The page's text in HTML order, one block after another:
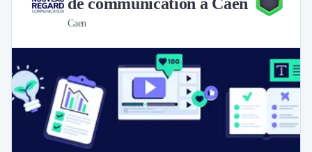
Design Industriel
Packaging & Emballages
Support Client
Téléphonie & Télécommunication
Chatbot
Maintenance et Infogérance
BI, Analytics & Big Data
Graphisme & Illustration
Recherche Utilisateur
Caen